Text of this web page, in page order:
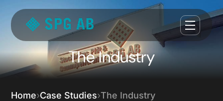
The Industry
Home Case Studies The Industry